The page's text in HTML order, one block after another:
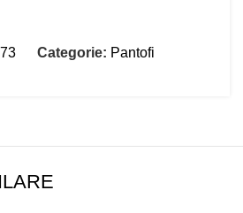
Nu am destule
încrederea!🙏❤️
Categorie: Pantofi